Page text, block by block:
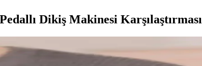
Dikiş Makinesi Karşılaştırması